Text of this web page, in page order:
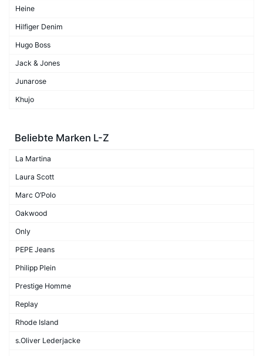
Heine
Hilfiger Denim
Hugo Boss
Jack & Jones
Junarose
Khujo
Beliebte Marken L-Z
La Martina
Laura Scott
Marc O’Polo
Oakwood
Only
PEPE Jeans
Philipp Plein
Prestige Homme
Replay
Rhode Island
s.Oliver Lederjacke